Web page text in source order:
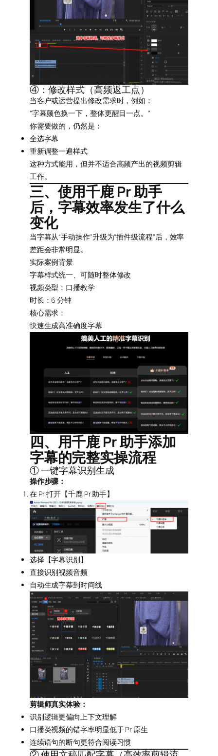
④：修改样式（高频返工点）
当客户或运营提出修改需求时，例如：
“字幕颜色换一下，整体更醒目一点。”
你需要做的，仍然是：
全选字幕
重新调整一遍样式
这种方式能用，但并不适合高频产出的视频剪辑
工作。
三、使用千鹿 Pr 助手
后，字幕效率发生了什么
变化
当字幕从“手动操作”升级为“插件级流程”后，效率
差距会非常明显。
实际案例背景
字幕样式统一、可随时整体修改
视频类型：口播教学
时长：6 分钟
核心需求：
快速生成高准确度字幕
四、用千鹿 Pr 助手添加
字幕的完整实操流程
① 一键字幕识别生成
操作步骤：
在 Pr 打开【千鹿 Pr 助手】
选择【字幕识别】
直接识别视频音频
自动生成字幕到时间线
剪辑师真实体验：
识别逻辑更偏向上下文理解
口播类视频的错字率明显低于 Pr 原生
连续语句的断句更符合阅读习惯